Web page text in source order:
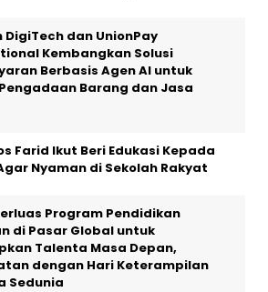
DigiTech dan UnionPay
Kembangkan Solusi
Berbasis Agen AI untuk
Barang dan Jasa
Farid Ikut Beri Edukasi Kepada
Nyaman di Sekolah Rakyat
Program Pendidikan
di Pasar Global untuk
Talenta Masa Depan,
dengan Hari Keterampilan
Sedunia